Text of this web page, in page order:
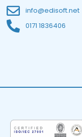
info@edisoft.net
0171 1836406